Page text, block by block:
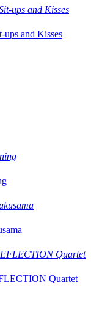
and Kisses
Quartet